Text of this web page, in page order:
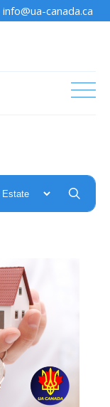
info@ua-canada.ca